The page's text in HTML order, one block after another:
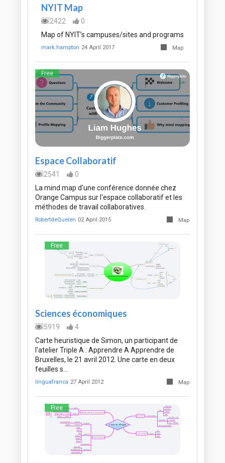
NYIT Map
2422
0
Map of NYIT’s campuses/sites and programs
mark.hampton 24 April 2017 Map
Free
Espace Collaboratif
2541
0
La mind map d'une conférence donnée chez
Orange Campus sur l'espace collaboratif et les
méthodes de travail collaboratives.
RobertdeQuelen 02 April 2015 Map
Free
Sciences économiques
5919
4
Carte heuristique de Simon, un participant de
l'atelier Triple A : Apprendre A Apprendre de
Bruxelles, le 21 avril 2012. Une carte en deux
feuilles s…
linguafranca 27 April 2012 Map
Free